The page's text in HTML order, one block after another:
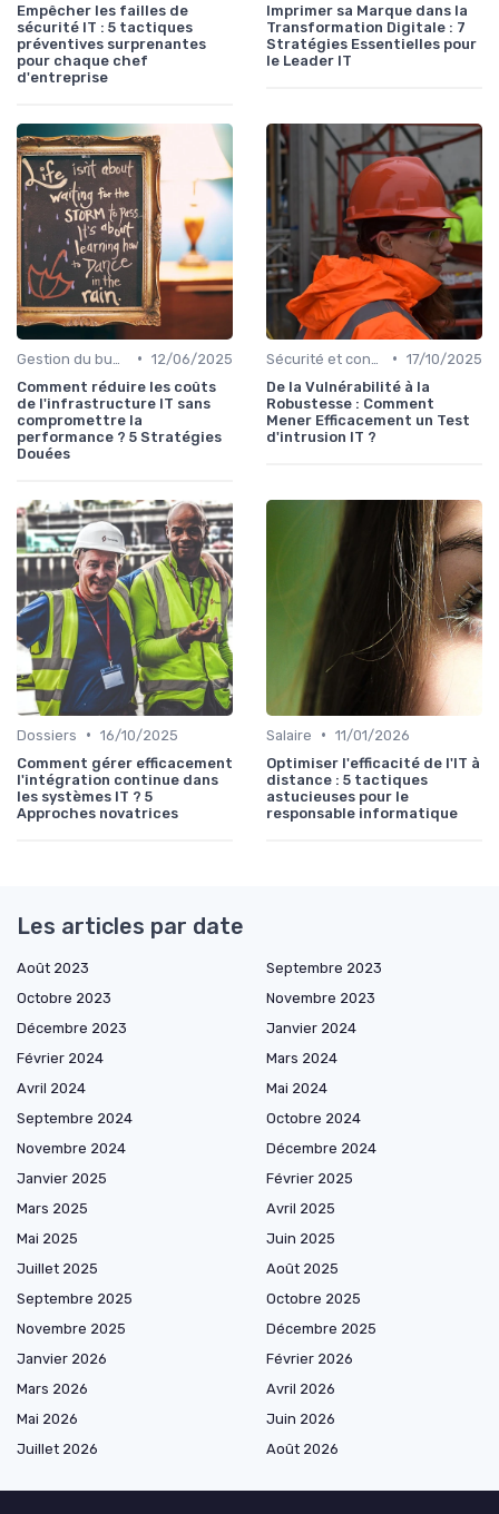
Empêcher les failles de
sécurité IT : 5 tactiques
préventives surprenantes
pour chaque chef
d'entreprise
Imprimer sa Marque dans la
Transformation Digitale : 7
Stratégies Essentielles pour
le Leader IT
• 12/06/2025
Comment réduire les coûts
de l'infrastructure IT sans
compromettre la
performance ? 5 Stratégies
Douées
• 17/10/2025
De la Vulnérabilité à la
Robustesse : Comment
Mener Efficacement un Test
d'intrusion IT ?
Dossiers • 16/10/2025
Comment gérer efficacement
l'intégration continue dans
les systèmes IT ? 5
Approches novatrices
Salaire • 11/01/2026
Optimiser l'efficacité de l'IT à
distance : 5 tactiques
astucieuses pour le
responsable informatique
Les articles par date
Août 2023
Septembre 2023
Octobre 2023
Novembre 2023
Décembre 2023
Janvier 2024
Février 2024
Mars 2024
Avril 2024
Mai 2024
Septembre 2024
Octobre 2024
Novembre 2024
Décembre 2024
Janvier 2025
Février 2025
Mars 2025
Avril 2025
Mai 2025
Juin 2025
Juillet 2025
Août 2025
Septembre 2025
Octobre 2025
Novembre 2025
Décembre 2025
Janvier 2026
Février 2026
Mars 2026
Avril 2026
Mai 2026
Juin 2026
Juillet 2026
Août 2026